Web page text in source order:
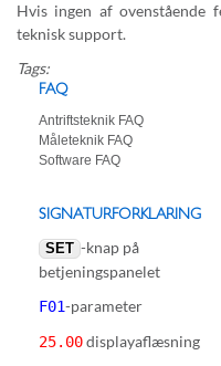
Hvis ingen af ovenstående
teknisk support.
Tags:
FAQ
Antriftsteknik FAQ
Måleteknik FAQ
Software FAQ
SIGNATURFORKLARING
SET -knap på
betjeningspanelet
F01-parameter
25.00displayaflæsning